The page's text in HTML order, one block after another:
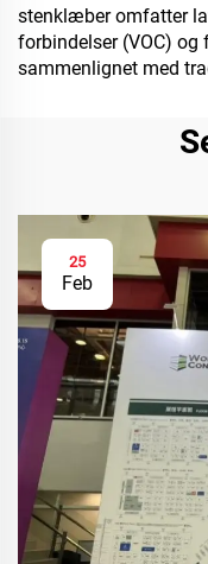
stenklæber omfatter
forbindelser (VOC)
sammenlignet med
25
Feb